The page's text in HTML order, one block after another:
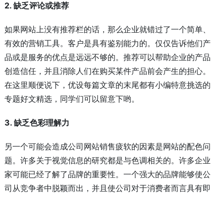
2. 缺乏评论或推荐
如果网站上没有推荐栏的话，那么企业就错过了一个简单、
有效的营销工具。客户是具有鉴别能力的。仅仅告诉他们产
品或是服务的优点是远远不够的。推荐可以帮助企业的产品
创造信任，并且消除人们在购买某件产品前会产生的担心。
在这里顺便说下，优设每篇文章的末尾都有小编特意挑选的
专题好文精选，同学们可以留意下哟。
3. 缺乏色彩理解力
另一个可能会造成公司网站销售疲软的因素是网站的配色问
题。许多关于视觉信息的研究都是与色调相关的。许多企业
家可能已经了解了品牌的重要性。一个强大的品牌能够使公
司从竞争者中脱颖而出，并且使公司对于消费者而言具有即